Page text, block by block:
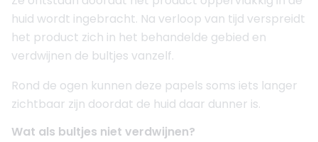
huid wordt ingebracht. Na verloop van tijd verspreidt
het product zich in het behandelde gebied en
verdwijnen de bultjes vanzelf.
Rond de ogen kunnen deze papels soms iets langer
zichtbaar zijn doordat de huid daar dunner is.
Wat als bultjes niet verdwijnen?